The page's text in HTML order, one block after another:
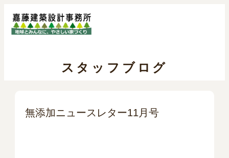
スタッフブログ
無添加ニュースレター11月号